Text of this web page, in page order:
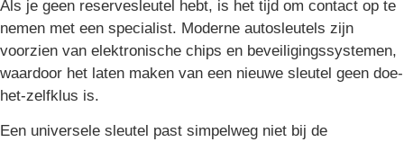
Als je geen reservesleutel hebt, is het tijd om contact op te
nemen met een specialist. Moderne autosleutels zijn
voorzien van elektronische chips en beveiligingssystemen,
waardoor het laten maken van een nieuwe sleutel geen doe-
het-zelfklus is.
Een universele sleutel past simpelweg niet bij de